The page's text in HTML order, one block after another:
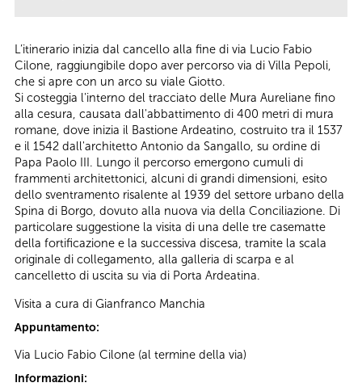
L’itinerario inizia dal cancello alla fine di via Lucio Fabio
Cilone, raggiungibile dopo aver percorso via di Villa Pepoli,
che si apre con un arco su viale Giotto.
Si costeggia l'interno del tracciato delle Mura Aureliane fino
alla cesura, causata dall'abbattimento di 400 metri di mura
romane, dove inizia il Bastione Ardeatino, costruito tra il 1537
e il 1542 dall'architetto Antonio da Sangallo, su ordine di
Papa Paolo III. Lungo il percorso emergono cumuli di
frammenti architettonici, alcuni di grandi dimensioni, esito
dello sventramento risalente al 1939 del settore urbano della
Spina di Borgo, dovuto alla nuova via della Conciliazione. Di
particolare suggestione la visita di una delle tre casematte
della fortificazione e la successiva discesa, tramite la scala
originale di collegamento, alla galleria di scarpa e al
cancelletto di uscita su via di Porta Ardeatina.
Visita a cura di Gianfranco Manchia
Appuntamento:
Via Lucio Fabio Cilone (al termine della via)
Informazioni: